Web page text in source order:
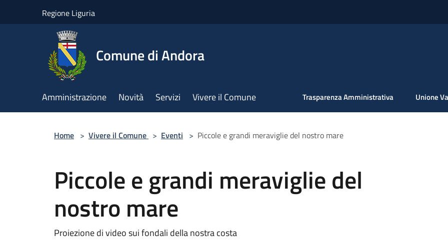
Regione Liguria
Comune di Andora
Amministrazione Novità Servizi Vivere il Comune Trasparenza Amministrativa Unione
Home > Vivere il Comune > Eventi > Piccole e grandi meraviglie del nostro mare
Piccole e grandi meraviglie del
nostro mare
Proiezione di video sui fondali della nostra costa